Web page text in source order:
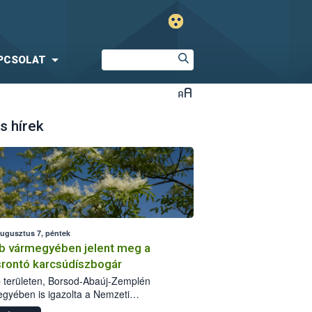
hírek
7, péntek
vármegyében jelent meg a
karcsúdíszbogár
területen, Borsod-Abaúj-Zemplén
is igazolta a Nemzeti
biztonsági Hivatal (Nébih) a